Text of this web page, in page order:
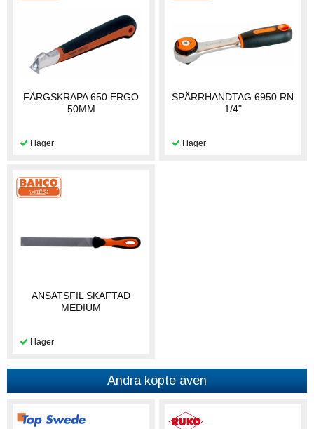
FÄRGSKRAPA 650 ERGO
50MM
SPÄRRHANDTAG 6950 RN
1/4"
ANSATSFIL SKAFTAD
MEDIUM
Andra köpte även